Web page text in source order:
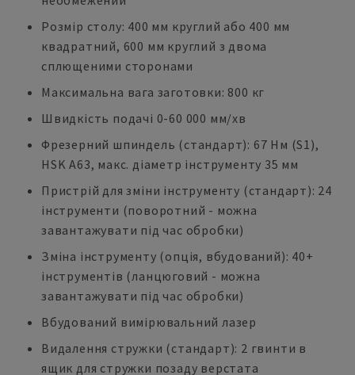
Розмір столу: 400 мм круглий або 400 мм
квадратний, 600 мм круглий з двома
сплющеними сторонами
Максимальна вага заготовки: 800 кг
Швидкість подачі 0-60 000 мм/хв
Фрезерний шпиндель (стандарт): 67 Нм (S1),
HSK A63, макс. діаметр інструменту 35 мм
Пристрій для зміни інструменту (стандарт): 24
інструменти (поворотний - можна
завантажувати під час обробки)
Зміна інструменту (опція, вбудований): 40+
інструментів (ланцюговий - можна
завантажувати під час обробки)
Вбудований вимірювальний лазер
Видалення стружки (стандарт): 2 гвинти в
ящик для стружки позаду верстата